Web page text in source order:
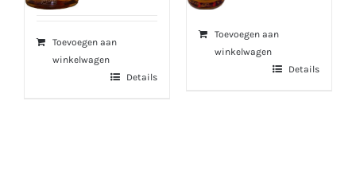
Toevoegen aan
winkelwagen
Details
Toevoegen aan
winkelwagen
Details